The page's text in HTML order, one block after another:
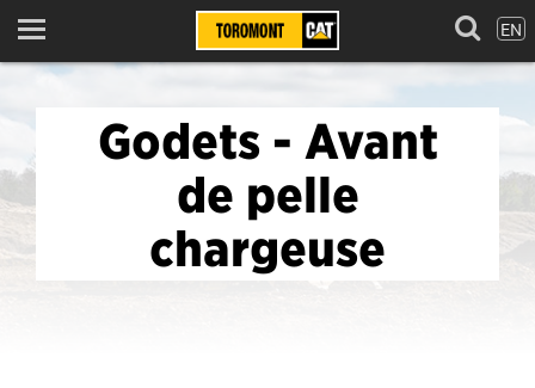
Menu EN
Godets - Avant
de pelle
chargeuse